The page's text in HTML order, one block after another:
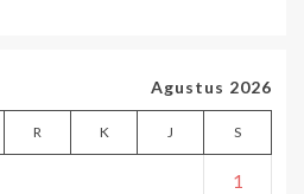
Agustus 2026
R K J S
1